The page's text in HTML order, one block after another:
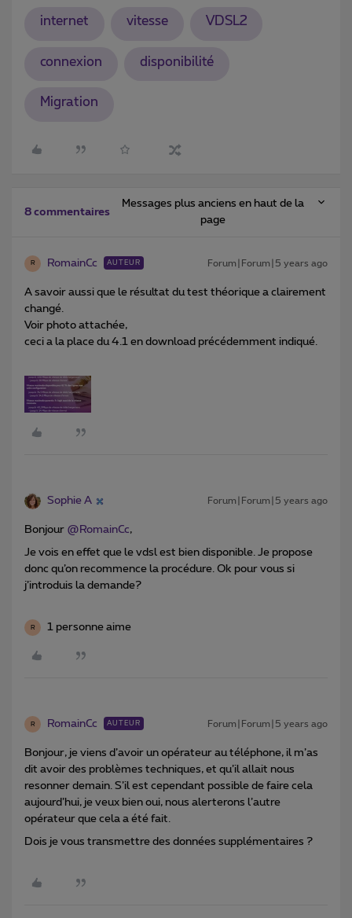
internet vitesse VDSL2
connexion disponibilité
Migration
8 commentaires
Messages plus anciens en haut de la
page
R RomainCc AUTEUR Forum|Forum|5 years ago
A savoir aussi que le résultat du test théorique a clairement
changé.
Voir photo attachée,
ceci a la place du 4.1 en download précédemment indiqué.
Sophie A Forum|Forum|5 years ago
Bonjour @RomainCc,
Je vois en effet que le vdsl est bien disponible. Je propose
donc qu’on recommence la procédure. Ok pour vous si
j’introduis la demande?
R 1 personne aime
R RomainCc AUTEUR Forum|Forum|5 years ago
Bonjour, je viens d’avoir un opérateur au téléphone, il m’as
dit avoir des problèmes techniques, et qu’il allait nous
resonner demain. S’il est cependant possible de faire cela
aujourd’hui, je veux bien oui, nous alerterons l’autre
opérateur que cela a été fait.
Dois je vous transmettre des données supplémentaires ?